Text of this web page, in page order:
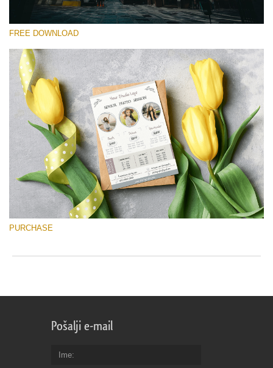
Please select
Free Font #25
Senior Price List
Free download
FREE DOWNLOAD
PURCHASE
Pošalji e-mail
Ime